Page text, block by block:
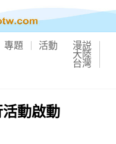
專題 活動 漫説
大陸
台灣
動啟動